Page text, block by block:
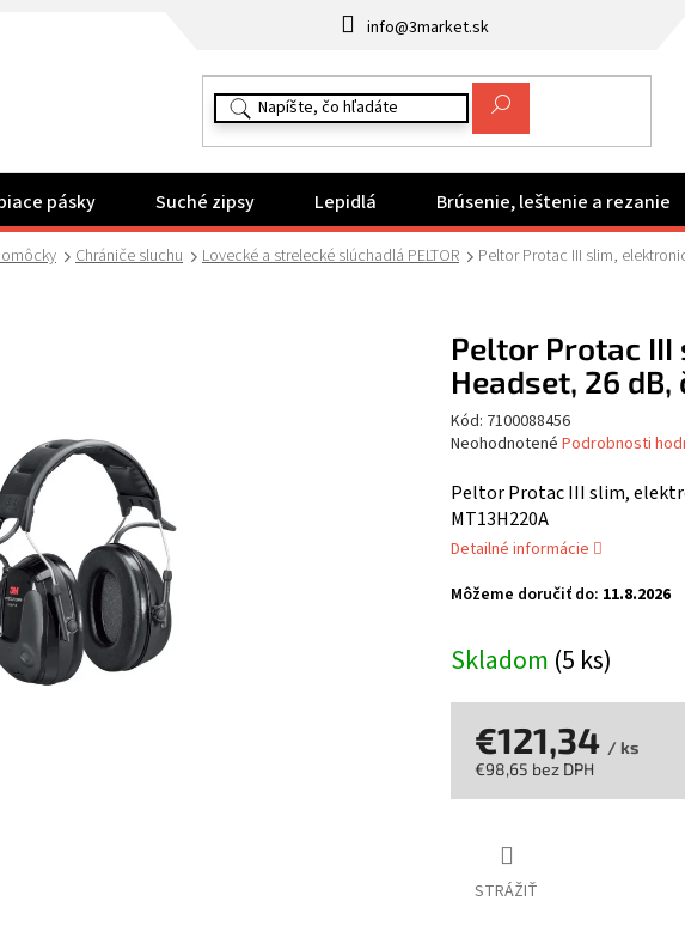
info@3market.sk
pásky Suché zipsy Lepidlá Brúsenie, leštenie a rezanie
Chrániče sluchu Lovecké a strelecké slúchadlá PELTOR Peltor Protac III slim,
Skladom (5 ks)
Môžeme doručiť do: 11.8.2026
Peltor Protac III slim,
MT13H220A
Detailné informácie
STRÁŽIŤ
€121,34 / ks
€98,65 bez DPH
Peltor Protac
Headset, 26
Kód: 7100088456
Priemerné
produktu
je
z
hviezdičiek.
Neohodnotené Podrobnosti